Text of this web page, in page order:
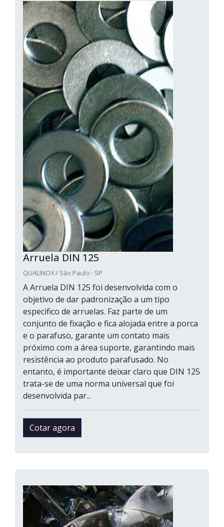
Arruela DIN 125
QUALINOX / São Paulo - SP
A Arruela DIN 125 foi desenvolvida com o
objetivo de dar padronização a um tipo
especifico de arruelas. Faz parte de um
conjunto de fixação e fica alojada entre a porca
e o parafuso, garante um contato mais
próximo com a área suporte, garantindo mais
resistência ao produto parafusado. No
entanto, é importante deixar claro que DIN 125
trata-se de uma norma universal que foi
desenvolvida par...
Cotar agora